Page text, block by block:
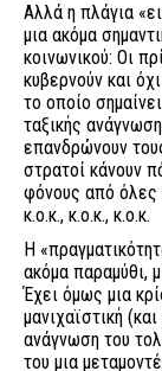
Αλλά η πλάγια
μια ακόμα
κοινωνικού: Οι
κυβερνούν και
το οποίο
ταξικής
επανδρώνουν
στρατοί κάνουν
φόνους από όλες
κ.ο.κ., κ.ο.κ., κ.ο.κ.
Η
ακόμα παραμύθι,
Έχει όμως μια
μανιχαϊστική
ανάγνωση του
του μια